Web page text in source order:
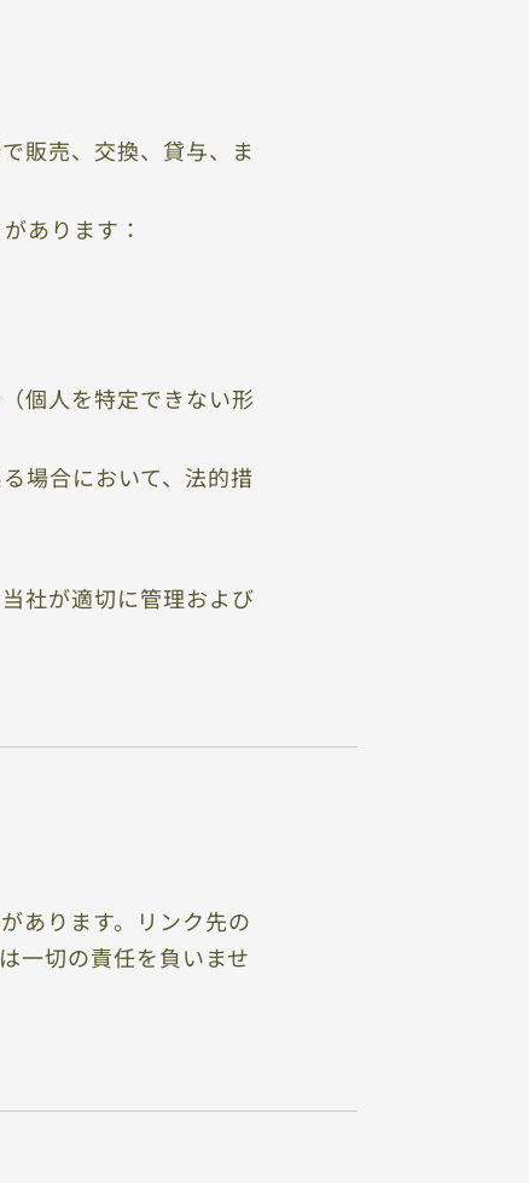
販売、交換、貸与、ま
あります：
個人を特定できない形
場合において、法的措
社が適切に管理および
あります。リンク先の
一切の責任を負いませ